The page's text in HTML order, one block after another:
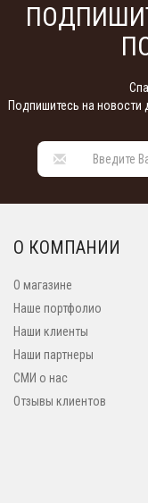
Подпишитесь на
О КОМПАНИИ
О магазине
Наше портфолио
Наши клиенты
Наши партнеры
СМИ о нас
Отзывы клиентов